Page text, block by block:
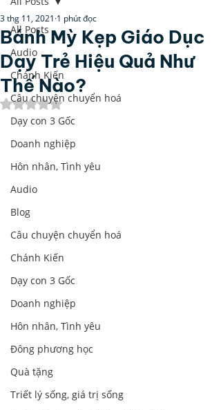
All Posts
Audio
Chánh Kiến
Câu chuyện chuyển hoá
Dạy con 3 Gốc
Doanh nghiệp
Hôn nhân, Tình yêu
Audio
Blog
Câu chuyện chuyển hoá
Chánh Kiến
Dạy con 3 Gốc
Doanh nghiệp
Hôn nhân, Tình yêu
Đông phương học
Quà tặng
Triết lý sống, giá trị sống
Bánh Mỳ Kẹp Giáo Dục
Dạy Trẻ Hiệu Quả Như
Thế Nào?
3 thg 11, 2021 1 phút đọc
Đã xếp hạng NaN/5 sao.